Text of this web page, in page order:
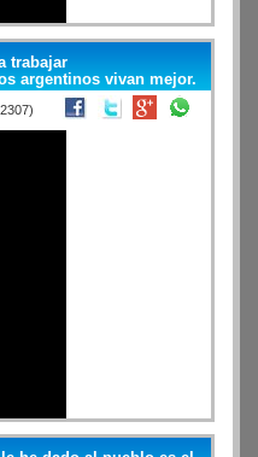
trabajar
argentinos vivan mejor.
(2307)